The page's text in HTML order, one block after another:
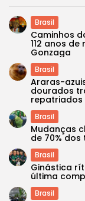
Brasil
Caminhos
112 anos de
Gonzaga
Brasil
Araras-
dourados
repatriados
Brasil
Mudanças
de 70%
Brasil
Ginástica
última
Brasil